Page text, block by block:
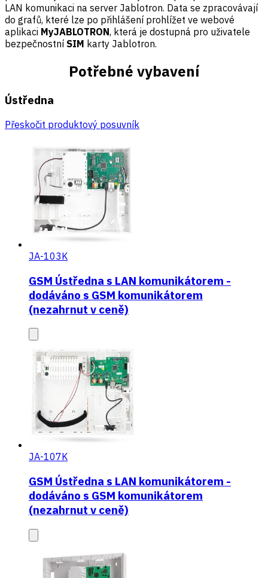
LAN komunikaci na server Jablotron. Data se zpracovávají
do grafů, které lze po přihlášení prohlížet ve webové
aplikaci MyJABLOTRON, která je dostupná pro uživatele
bezpečnostní SIM karty Jablotron.
Potřebné vybavení
Ústředna
Přeskočit produktový posuvník
JA-103K
GSM Ústředna s LAN komunikátorem -
dodáváno s GSM komunikátorem
(nezahrnut v ceně)
JA-107K
GSM Ústředna s LAN komunikátorem -
dodáváno s GSM komunikátorem
(nezahrnut v ceně)